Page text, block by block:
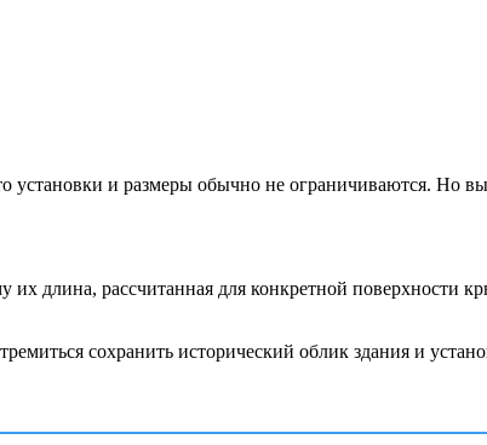
и размеры обычно не ограничиваются. Но
длина, рассчитанная для конкретной поверхности
сохранить исторический облик здания и